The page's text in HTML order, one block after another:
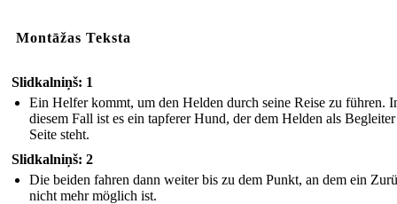
Montāžas Teksta
Slidkalniņš: 1
Ein Helfer kommt, um den Helden durch seine Reise zu führen.
diesem Fall ist es ein tapferer Hund, der dem Helden als
Seite steht.
Slidkalniņš: 2
Die beiden fahren dann weiter bis zu dem Punkt, an dem ein
nicht mehr möglich ist.